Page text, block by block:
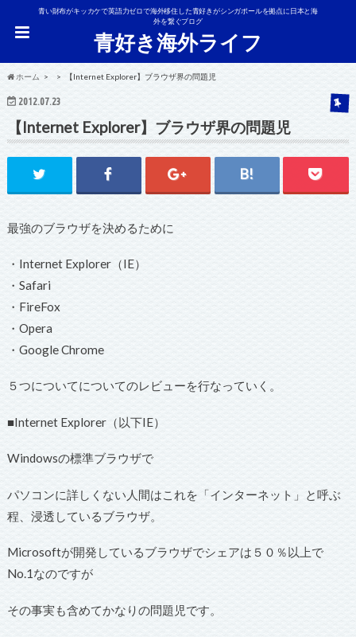
青い財布がキッカケで英語力ゼロで海外移住した青好きがシンガポールを拠点に日本と海
外を繋ぐブログ
青好き海外ライフ
ホーム 【Internet Explorer】ブラウザ界の問題児
2012.07.23
【Internet Explorer】ブラウザ界の問題児
最強のブラウザを決めるために
・Internet Explorer（IE）
・Safari
・FireFox
・Opera
・Google Chrome
５つについてについてのレビューを行なっていく。
■Internet Explorer（以下IE）
Windowsの標準ブラウザで
パソコンに詳しくない人間はこれを「インターネット」と呼ぶ
程、浸透しているブラウザ。
Microsoftが開発しているブラウザでシェアは５０％以上で
No.1なのですが
その事実も含めてかなりの問題児です。